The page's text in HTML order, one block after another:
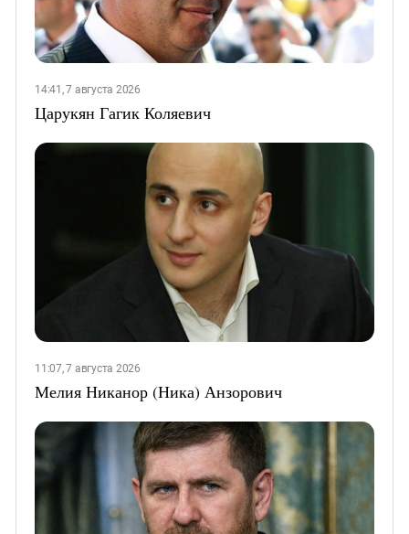
14:41, 7 августа 2026
Царукян Гагик Коляевич
11:07, 7 августа 2026
Мелия Никанор (Ника) Анзорович